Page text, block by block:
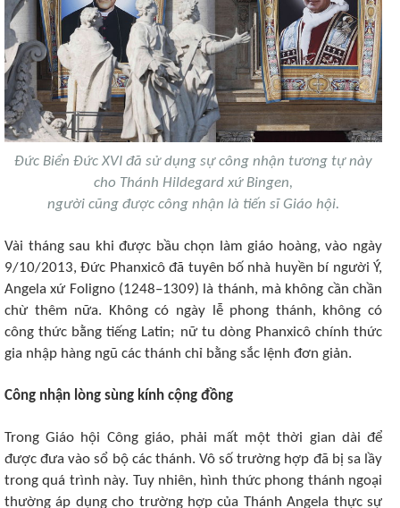
Đức Biển Đức XVI đã sử dụng sự công nhận tương tự này
cho Thánh Hildegard xứ Bingen,
người cũng được công nhận là tiến sĩ Giáo hội.
Vài tháng sau khi được bầu chọn làm giáo hoàng, vào ngày
9/10/2013, Đức Phanxicô đã tuyên bố nhà huyền bí người Ý,
Angela xứ Foligno (1248–1309) là thánh, mà không cần chần
chừ thêm nữa. Không có ngày lễ phong thánh, không có
công thức bằng tiếng Latin; nữ tu dòng Phanxicô chính thức
gia nhập hàng ngũ các thánh chỉ bằng sắc lệnh đơn giản.
Công nhận lòng sùng kính cộng đồng
Trong Giáo hội Công giáo, phải mất một thời gian dài để
được đưa vào sổ bộ các thánh. Vô số trường hợp đã bị sa lầy
trong quá trình này. Tuy nhiên, hình thức phong thánh ngoại
thường áp dụng cho trường hợp của Thánh Angela thực sự